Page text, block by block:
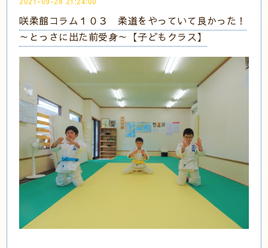
咲柔館コラム１０３ 柔道をやっていて良かった！
～とっさに出た前受身～【子どもクラス】